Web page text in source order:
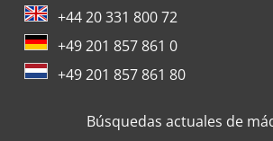
+44 20 331 800 72
+49 201 857 861 0
+49 201 857 861 80
Búsquedas actuales de